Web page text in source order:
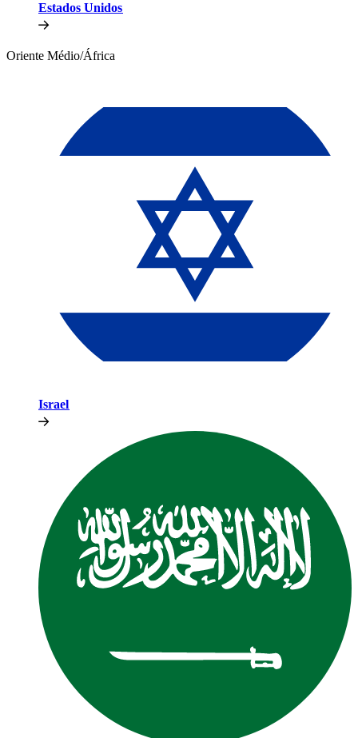
Estados Unidos​​
Oriente Médio/África​​
Israel​​